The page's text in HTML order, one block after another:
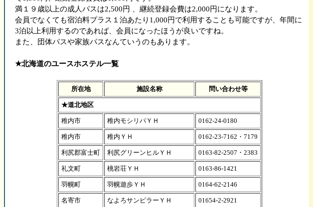
満１９歳以上の成人パスは2,500円 、継続登録会費は2,000円になります。
会員でなくても宿泊料プラス１泊あたり1,000円で利用することも可能ですが、年間に
3泊以上利用するのであれば、会員になったほうが良いですね。
また、団体パスや家族パスなんていうのもあります。
★北海道のユースホステル一覧
所在地 施設名称 問い合わせ等
★道北地区
稚内市 稚内モシリパＹＨ 0162-24-0180
稚内市 稚内ＹＨ 0162-23-7162・7179
利尻郡富士町 利尻グリーンヒルＹＨ 0163-82-2507・2383
礼文町 桃岩荘ＹＨ 0163-86-1421
羽幌町 羽幌遊歩ＹＨ 0164-62-2146
名寄市 なよろサンピラーＹＨ 01654-2-2921